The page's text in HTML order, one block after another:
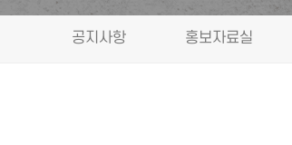
공지사항 홍보자료실